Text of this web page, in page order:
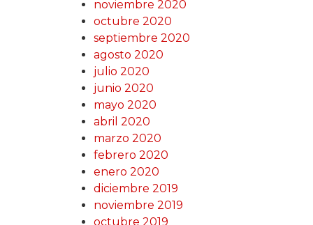
noviembre 2020
octubre 2020
septiembre 2020
agosto 2020
julio 2020
junio 2020
mayo 2020
abril 2020
marzo 2020
febrero 2020
enero 2020
diciembre 2019
noviembre 2019
octubre 2019